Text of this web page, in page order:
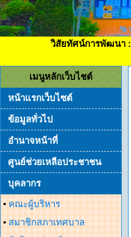
วิสัยทัศน์การพัฒนา :
เมนูหลักเว็บไชต์
หน้าแรกเว็บไซต์
ข้อมูลทั่วไป
อำนาจหน้าที่
ศูนย์ช่วยเหลือประชาชน
บุคลากร
• คณะผู้บริหาร
• สมาชิกสภาเทศบาล